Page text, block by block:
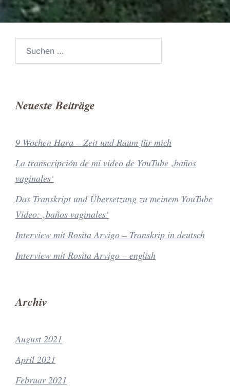
Neueste Beiträge
9 Wochen Hara – Zeit und Raum für mich
La transcripción de mi video de YouTube ‚baños
vaginales‘
Das Transkript und Übersetzung zu meinem YouTube
Video: ‚baños vaginales‘
Interview mit Rosita Arvigo – Transkrip in deutsch
Interview mit Rosita Arvigo – english
Archiv
August 2021
April 2021
Februar 2021